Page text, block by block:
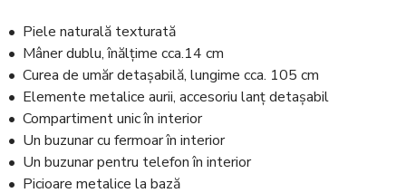
• Piele naturală texturată
• Mâner dublu, înălțime cca.14 cm
• Curea de umăr detașabilă, lungime cca. 105 cm
• Elemente metalice aurii, accesoriu lanț detașabil
• Compartiment unic în interior
• Un buzunar cu fermoar în interior
• Un buzunar pentru telefon în interior
• Picioare metalice la bază